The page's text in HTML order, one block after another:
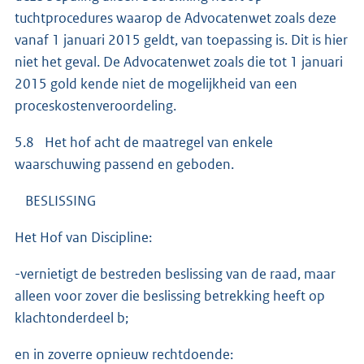
tuchtprocedures waarop de Advocatenwet zoals deze
vanaf 1 januari 2015 geldt, van toepassing is. Dit is hier
niet het geval. De Advocatenwet zoals die tot 1 januari
2015 gold kende niet de mogelijkheid van een
proceskostenveroordeling.
5.8 Het hof acht de maatregel van enkele
waarschuwing passend en geboden.
BESLISSING
Het Hof van Discipline:
-vernietigt de bestreden beslissing van de raad, maar
alleen voor zover die beslissing betrekking heeft op
klachtonderdeel b;
en in zoverre opnieuw rechtdoende: